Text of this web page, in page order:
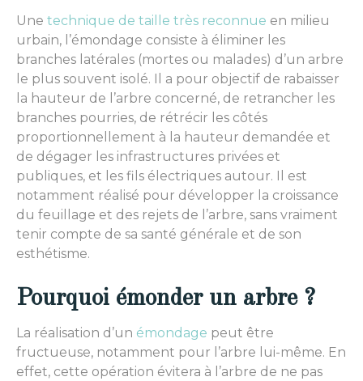
Une technique de taille très reconnue en milieu
urbain, l’émondage consiste à éliminer les
branches latérales (mortes ou malades) d’un arbre
le plus souvent isolé. Il a pour objectif de rabaisser
la hauteur de l’arbre concerné, de retrancher les
branches pourries, de rétrécir les côtés
proportionnellement à la hauteur demandée et
de dégager les infrastructures privées et
publiques, et les fils électriques autour. Il est
notamment réalisé pour développer la croissance
du feuillage et des rejets de l’arbre, sans vraiment
tenir compte de sa santé générale et de son
esthétisme.
Pourquoi émonder un arbre ?
La réalisation d’un émondage peut être
fructueuse, notamment pour l’arbre lui-même. En
effet, cette opération évitera à l’arbre de ne pas